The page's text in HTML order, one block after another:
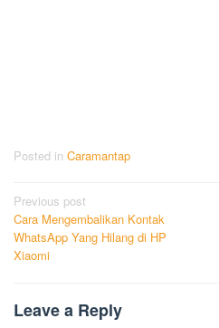
Posted in Caramantap
Post
navigation
Previous post
Cara Mengembalikan Kontak
WhatsApp Yang Hilang di HP
Xiaomi
Leave a Reply